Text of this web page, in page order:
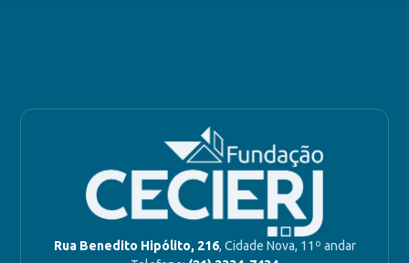
Rua Benedito Hipólito, 216, Cidade Nova, 11º andar